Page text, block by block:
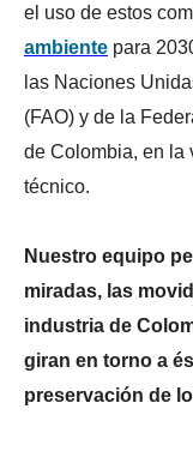
el uso de estos
ambiente para
las Naciones
(FAO) y de la
de Colombia, en la
técnico.
Nuestro equipo
miradas, las
industria de
giran en torno a
preservación de